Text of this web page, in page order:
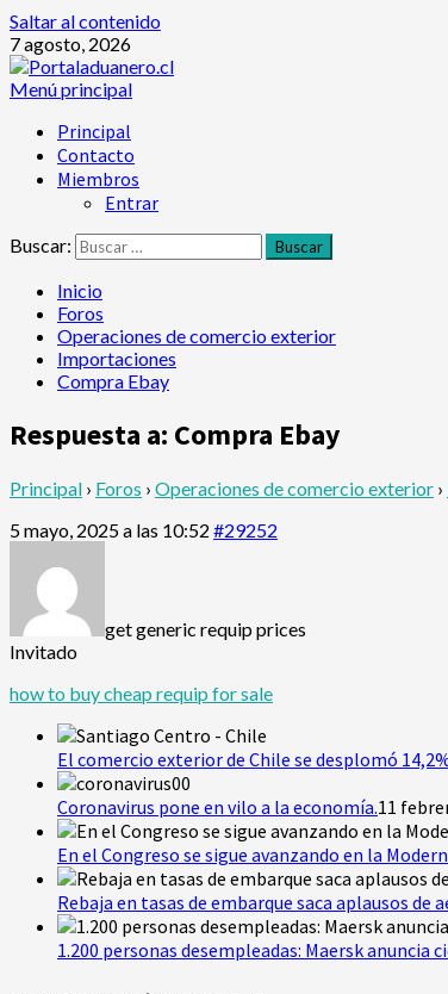
Saltar al contenido
7 agosto, 2026
Menú principal
Principal
Contacto
Miembros
Entrar
Buscar:
Inicio
Foros
Operaciones de comercio exterior
Importaciones
Compra Ebay
Respuesta a: Compra Ebay
Principal › Foros › Operaciones de comercio exterior ›
5 mayo, 2025 a las 10:52 #29252
get generic requip prices
Invitado
how to buy cheap requip for sale
El comercio exterior de Chile se desplomó
Coronavirus pone en vilo a la economía.11
En el Congreso se sigue avanzando en la
Rebaja en tasas de embarque saca aplausos de
1.200 personas desempleadas: Maersk anuncia